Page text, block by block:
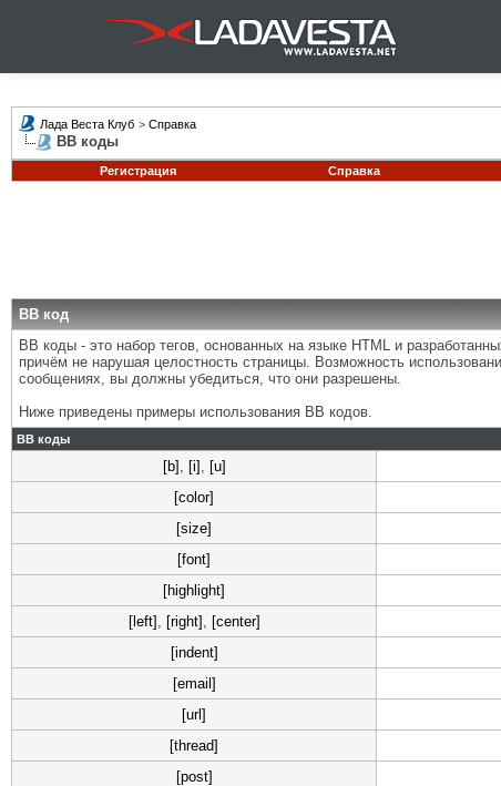
Лада Веста Клуб > Справка
BB коды
Регистрация
Справка
BB код
BB коды - это набор тегов, основанных на языке HTML и
причём не нарушая целостность страницы. Возможность
сообщениях, вы должны убедиться, что они разрешены.
Ниже приведены примеры использования BB кодов.
BB коды
[b] , [i] , [u]
[color]
[size]
[font]
[highlight]
[left] , [right] , [center]
[indent]
[email]
[url]
[thread]
[post]